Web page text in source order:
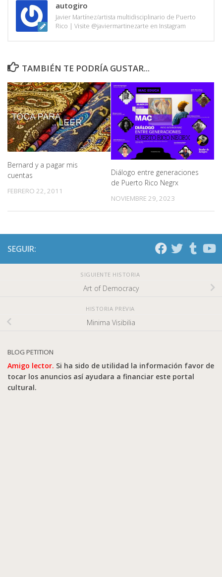
autogiro
Javier Martínez/artista multidisciplinario de Puerto
Rico | Visite @javiermartinezarte en Instagram
TAMBIÉN TE PODRÍA GUSTAR...
Bernard y a pagar mis
cuentas
FEBRERO 22, 2011
Diálogo entre generaciones
de Puerto Rico Negrx
NOVIEMBRE 29, 2023
SEGUIR:
SIGUIENTE HISTORIA
Art of Democracy
HISTORIA PREVIA
Minima Visibilia
BLOG PETITION
Amigo lector. Si ha sido de utilidad la información favor de
tocar los anuncios así ayudara a financiar este portal
cultural.